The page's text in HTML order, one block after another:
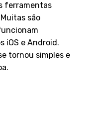
ferramentas
são
iOS e Android.
tornou simples e